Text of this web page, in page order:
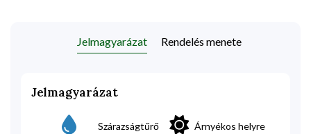
Jelmagyarázat Rendelés menete
Jelmagyarázat
Szárazságtűrő
Árnyékos helyre